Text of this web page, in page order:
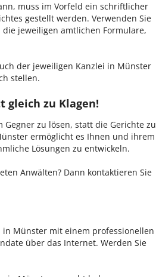
muss im Vorfeld ein schriftlicher
gestellt werden. Verwenden Sie
jeweiligen amtlichen Formulare,
der jeweiligen Kanzlei in Münster
stellen.
gleich zu Klagen!
zu lösen, statt die Gerichte zu
ermöglicht es Ihnen und ihrem
Lösungen zu entwickeln.
Anwälten? Dann kontaktieren Sie
in Münster mit einem professionellen
über das Internet. Werden Sie